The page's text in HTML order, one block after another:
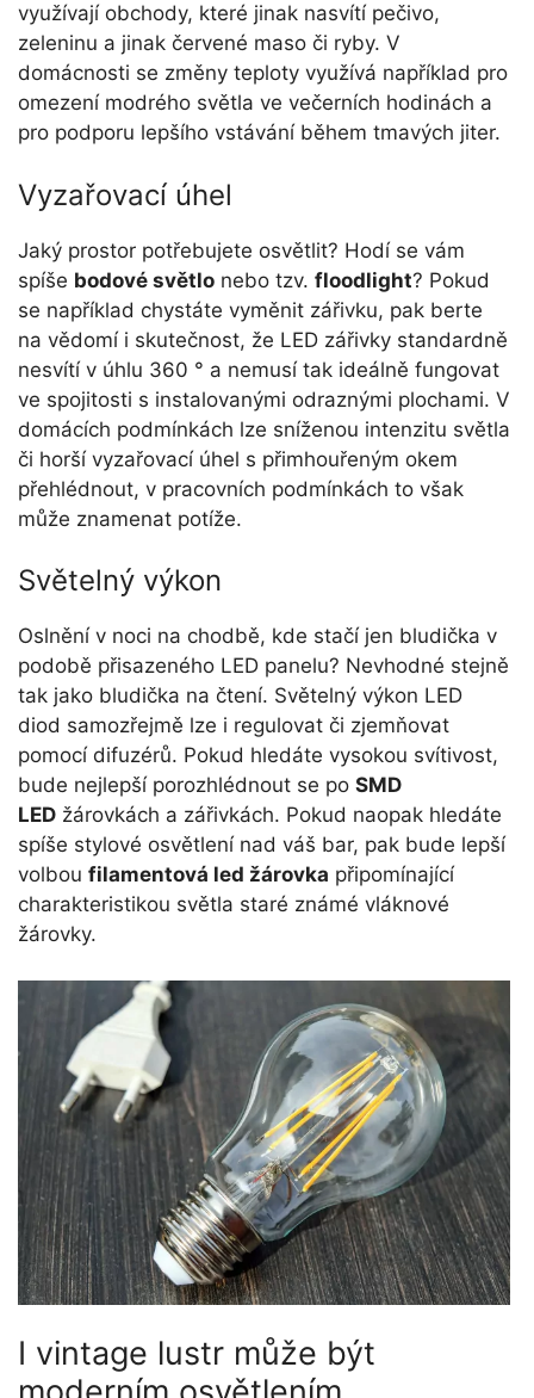
využívají obchody, které jinak nasvítí pečivo,
zeleninu a jinak červené maso či ryby. V
domácnosti se změny teploty využívá například pro
omezení modrého světla ve večerních hodinách a
pro podporu lepšího vstávání během tmavých jiter.
Vyzařovací úhel
Jaký prostor potřebujete osvětlit? Hodí se vám
spíše bodové světlo nebo tzv. floodlight? Pokud
se například chystáte vyměnit zářivku, pak berte
na vědomí i skutečnost, že LED zářivky standardně
nesvítí v úhlu 360 ° a nemusí tak ideálně fungovat
ve spojitosti s instalovanými odraznými plochami. V
domácích podmínkách lze sníženou intenzitu světla
či horší vyzařovací úhel s přimhouřeným okem
přehlédnout, v pracovních podmínkách to však
může znamenat potíže.
Světelný výkon
Oslnění v noci na chodbě, kde stačí jen bludička v
podobě přisazeného LED panelu? Nevhodné stejně
tak jako bludička na čtení. Světelný výkon LED
diod samozřejmě lze i regulovat či zjemňovat
pomocí difuzérů. Pokud hledáte vysokou svítivost,
bude nejlepší porozhlédnout se po SMD
LED žárovkách a zářivkách. Pokud naopak hledáte
spíše stylové osvětlení nad váš bar, pak bude lepší
volbou filamentová led žárovka připomínající
charakteristikou světla staré známé vláknové
žárovky.
I vintage lustr může být